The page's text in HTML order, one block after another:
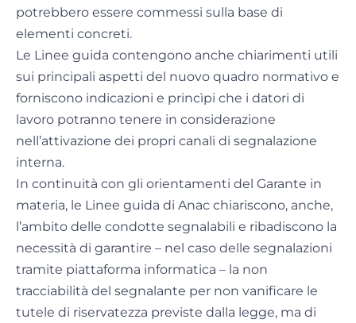
potrebbero essere commessi sulla base di
elementi concreti.
Le Linee guida contengono anche chiarimenti utili
sui principali aspetti del nuovo quadro normativo e
forniscono indicazioni e princìpi che i datori di
lavoro potranno tenere in considerazione
nell’attivazione dei propri canali di segnalazione
interna.
In continuità con gli orientamenti del Garante in
materia, le Linee guida di Anac chiariscono, anche,
l’ambito delle condotte segnalabili e ribadiscono la
necessità di garantire – nel caso delle segnalazioni
tramite piattaforma informatica – la non
tracciabilità del segnalante per non vanificare le
tutele di riservatezza previste dalla legge, ma di